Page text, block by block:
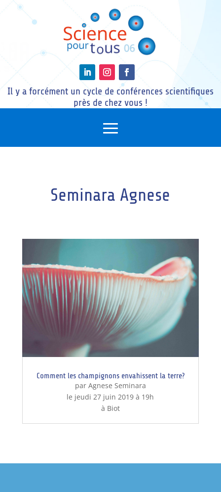
Il y a forcément un cycle de conférences scientifiques
près de chez vous !
Seminara Agnese
Comment les champignons envahissent la terre?
par Agnese Seminara
le jeudi 27 juin 2019 à 19h
à Biot